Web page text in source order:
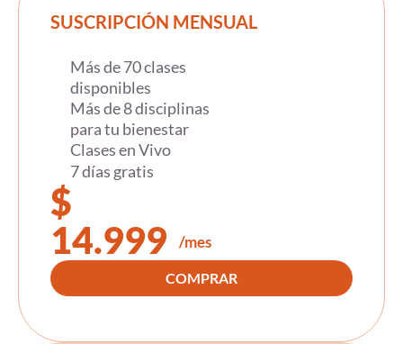
SUSCRIPCIÓN MENSUAL
Más de 70 clases
disponibles
Más de 8 disciplinas
para tu bienestar
Clases en Vivo
7 días gratis
$
14.999
/mes
COMPRAR